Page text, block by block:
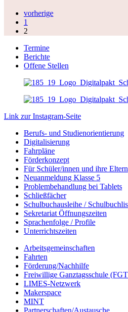
vorherige
1
2
Termine
Berichte
Offene Stellen
Link zur Instagram-Seite
Berufs- und Studienorientierung
Digitalisierung
Fahrpläne
Förderkonzept
Für Schüler/innen und ihre Eltern
Neuanmeldung Klasse 5
Problembehandlung bei Tablets
Schließfächer
Schulbuchausleihe /
Sekretariat Öffnungszeiten
Sprachenfolge / Profile
Unterrichtszeiten
Arbeitsgemeinschaften
Fahrten
Förderung/Nachhilfe
Freiwillige Ganztagsschule
LIMES-Netzwerk
Makerspace
MINT
Partnerschaften/Austausche